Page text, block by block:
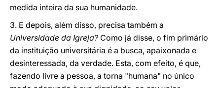
medida inteira da sua humanidade.
3. E depois, além disso, precisa também a
Universidade da Igreja?Como já disse, o fim primário
da instituição universitária é a busca, apaixonada e
desinteressada, da verdade. Esta, com efeito, é que,
fazendo livre a pessoa, a torna "humana" no único